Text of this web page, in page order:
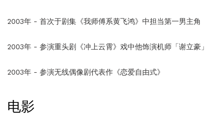
2003年 - 首次于剧集《我师傅系黄飞鸿》中担当第一男主角
2003年 - 参演重头剧《冲上云霄》戏中他饰演机师「谢立豪」
2003年 - 参演无线偶像剧代表作《恋爱自由式》
电影